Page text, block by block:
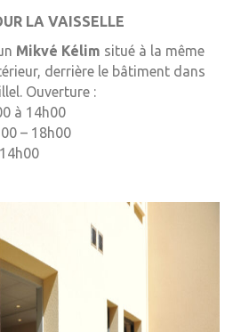
LA VAISSELLE
Mikvé Kélim situé à la même
derrière le bâtiment dans
Ouverture :
à 14h00
– 18h00